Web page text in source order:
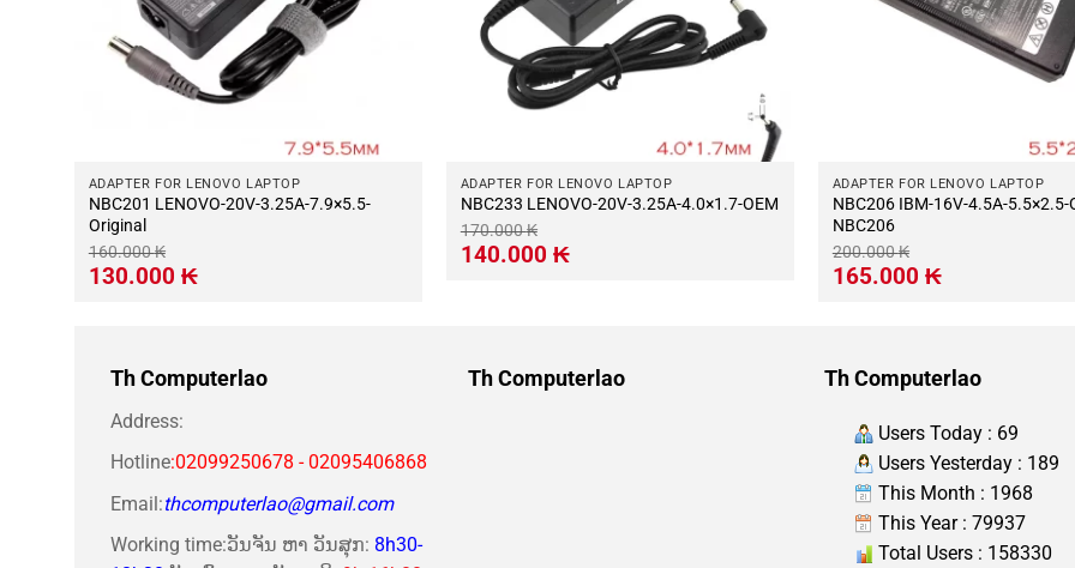
ADAPTER FOR LENOVO LAPTOP
NBC201 LENOVO-20V-3.25A-7.9×5.5-
Original
160.000₭
Giá
gốc
130.000 ₭Giá
hiện
ADAPTER FOR LENOVO LAPTOP
NBC233 LENOVO-20V-3.25A-4.0×1.7-OEM
170.000₭
Giá
gốc
140.000 ₭Giá
hiện
ADAPTER FOR LENOVO LAPTOP
NBC206 IBM-16V-4.5A-5.5×2.5-OEM-
NBC206
200.000₭
Giá
gốc
165.000 ₭Giá
hiện
Th Computerlao
Address:
Hotline:02099250678 - 02095406868
Email:thcomputerlao@gmail.com
Working time:ວັນຈັນ ຫາ ວັນສຸກ: 8h30-
Th Computerlao Th Computerlao
Users Today : 69
Users Yesterday : 189
This Month : 1968
This Year : 79937
Total Users : 158330